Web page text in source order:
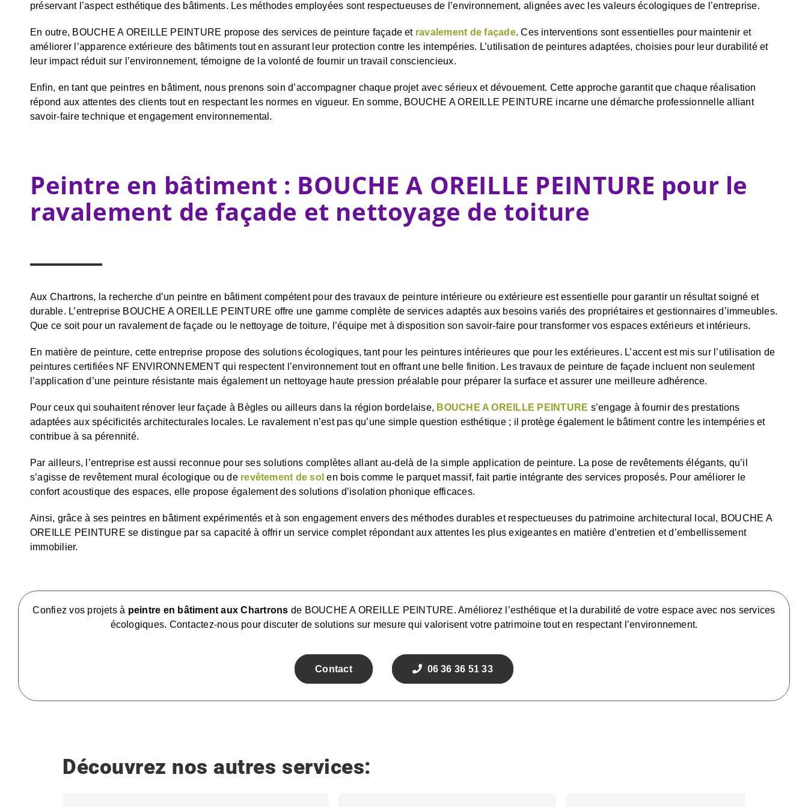
préservant l’aspect esthétique des bâtiments. Les méthodes employées sont respectueuses de l’environnement, alignées avec les valeurs écologiques de l’entreprise.
En outre, BOUCHE A OREILLE PEINTURE propose des services de peinture façade et ravalement de façade. Ces interventions sont essentielles pour maintenir et
améliorer l’apparence extérieure des bâtiments tout en assurant leur protection contre les intempéries. L’utilisation de peintures adaptées, choisies pour leur durabilité et
leur impact réduit sur l’environnement, témoigne de la volonté de fournir un travail consciencieux.
Enfin, en tant que peintres en bâtiment, nous prenons soin d’accompagner chaque projet avec sérieux et dévouement. Cette approche garantit que chaque réalisation
répond aux attentes des clients tout en respectant les normes en vigueur. En somme, BOUCHE A OREILLE PEINTURE incarne une démarche professionnelle alliant
savoir-faire technique et engagement environnemental.
Peintre en bâtiment : BOUCHE A OREILLE PEINTURE pour le
ravalement de façade et nettoyage de toiture
Aux Chartrons, la recherche d’un peintre en bâtiment compétent pour des travaux de peinture intérieure ou extérieure est essentielle pour garantir un résultat soigné et
durable. L’entreprise BOUCHE A OREILLE PEINTURE offre une gamme complète de services adaptés aux besoins variés des propriétaires et gestionnaires d’immeubles.
Que ce soit pour un ravalement de façade ou le nettoyage de toiture, l’équipe met à disposition son savoir-faire pour transformer vos espaces extérieurs et intérieurs.
En matière de peinture, cette entreprise propose des solutions écologiques, tant pour les peintures intérieures que pour les extérieures. L’accent est mis sur l’utilisation de
peintures certifiées NF ENVIRONNEMENT qui respectent l’environnement tout en offrant une belle finition. Les travaux de peinture de façade incluent non seulement
l’application d’une peinture résistante mais également un nettoyage haute pression préalable pour préparer la surface et assurer une meilleure adhérence.
Pour ceux qui souhaitent rénover leur façade à Bègles ou ailleurs dans la région bordelaise, BOUCHE A OREILLE PEINTURE s’engage à fournir des prestations
adaptées aux spécificités architecturales locales. Le ravalement n’est pas qu’une simple question esthétique ; il protège également le bâtiment contre les intempéries et
contribue à sa pérennité.
Par ailleurs, l’entreprise est aussi reconnue pour ses solutions complètes allant au-delà de la simple application de peinture. La pose de revêtements élégants, qu’il
s’agisse de revêtement mural écologique ou de revêtement de sol en bois comme le parquet massif, fait partie intégrante des services proposés. Pour améliorer le
confort acoustique des espaces, elle propose également des solutions d’isolation phonique efficaces.
Ainsi, grâce à ses peintres en bâtiment expérimentés et à son engagement envers des méthodes durables et respectueuses du patrimoine architectural local, BOUCHE A
OREILLE PEINTURE se distingue par sa capacité à offrir un service complet répondant aux attentes les plus exigeantes en matière d’entretien et d’embellissement
immobilier.
Confiez vos projets à peintre en bâtiment aux Chartrons de BOUCHE A OREILLE PEINTURE. Améliorez l’esthétique et la durabilité de votre espace avec nos services
écologiques. Contactez-nous pour discuter de solutions sur mesure qui valorisent votre patrimoine tout en respectant l’environnement.
Contact 06 36 36 51 33
Découvrez nos autres services: